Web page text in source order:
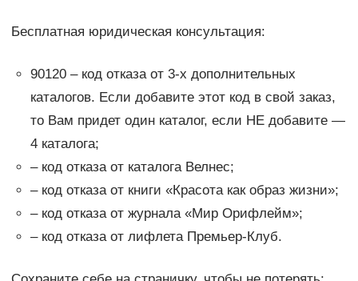
Бесплатная юридическая консультация:
90120 – код отказа от 3-х дополнительных
каталогов. Если добавите этот код в свой заказ,
то Вам придет один каталог, если НЕ добавите —
4 каталога;
– код отказа от каталога Велнес;
– код отказа от книги «Красота как образ жизни»;
– код отказа от журнала «Мир Орифлейм»;
– код отказа от лифлета Премьер-Клуб.